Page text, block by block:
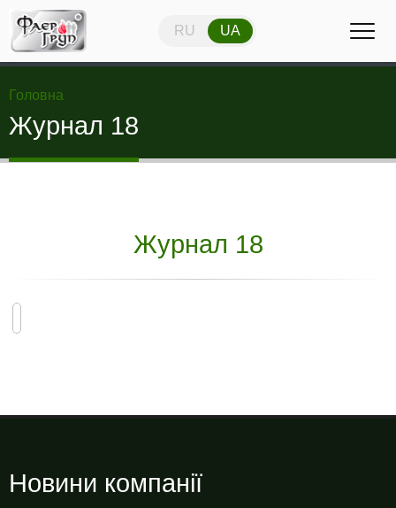
RU UA RU UA
Головна
Журнал 18
Журнал 18
Новини компанії